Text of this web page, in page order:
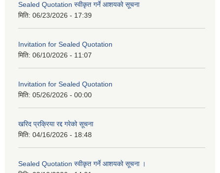
Sealed Quotation स्वीकृत गर्ने आशयको सूचना
मिति: 06/23/2026 - 17:39
Invitation for Sealed Quotation
मिति: 06/10/2026 - 11:07
Invitation for Sealed Quotation
मिति: 05/26/2026 - 00:00
खरिद प्रक्रिया रद्द गरेको सूचना
मिति: 04/16/2026 - 18:48
Sealed Quotation स्वीकृत गर्ने आशयको सूचना ।